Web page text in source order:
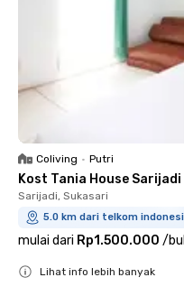
Coliving • Putri
Kost Tania House
Sarijadi, Sukasari
5.0 km dari telkom
mulai dari Rp1.500.000 /
Lihat info lebih banyak